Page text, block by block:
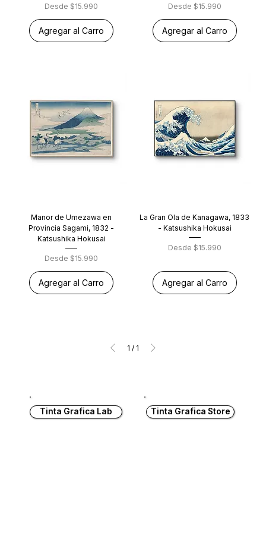
Tinta Grafica Lab Tinta Grafica Store
Desde $15.990
Precio de oferta
Agregar al Carro
Desde $15.990
Precio de oferta
Agregar al Carro
Manor de Umezawa en
Provincia Sagami, 1832 -
Katsushika Hokusai
Desde $15.990
Precio de oferta
Agregar al Carro
La Gran Ola de Kanagawa, 1833
- Katsushika Hokusai
Desde $15.990
Precio de oferta
Agregar al Carro
1 / 1